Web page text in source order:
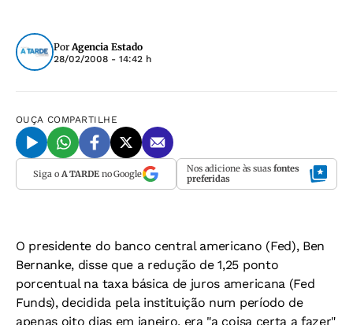
PorAgencia Estado
28/02/2008 - 14:42 h
OUÇA COMPARTILHE
Siga o A TARDEno Google Nos adicione às suas fontes
preferidas
O presidente do banco central americano (Fed), Ben
Bernanke, disse que a redução de 1,25 ponto
porcentual na taxa básica de juros americana (Fed
Funds), decidida pela instituição num período de
apenas oito dias em janeiro, era "a coisa certa a fazer"